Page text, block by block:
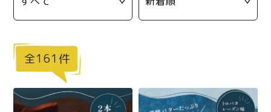
商品一覧
セット
とろ生チーズケーキ
濃抹茶とろ生ガトーシ
ョコラ
161